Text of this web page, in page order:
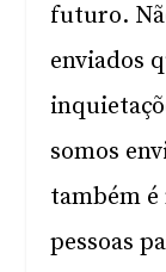
futuro.
enviados
somos
também é
pessoas